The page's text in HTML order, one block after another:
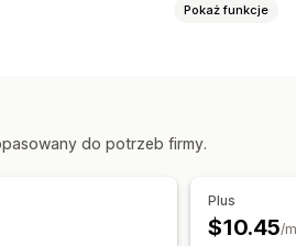
Pokaż funkcje
recenzji
do potrzeb firmy.
Plus
$10.45/